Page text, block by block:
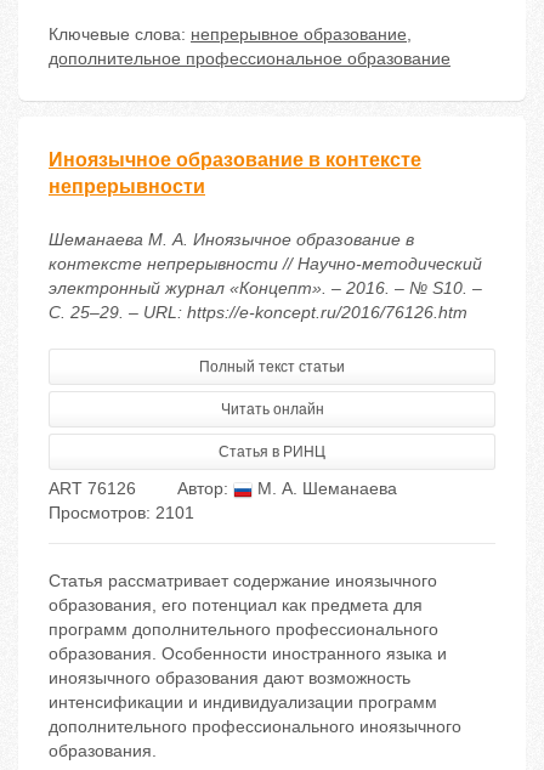
Ключевые слова: непрерывное образование,
дополнительное профессиональное образование
Иноязычное образование в контексте
непрерывности
Шеманаева М. А. Иноязычное образование в
контексте непрерывности // Научно-методический
электронный журнал «Концепт». – 2016. – № S10. –
С. 25–29. – URL: https://e-koncept.ru/2016/76126.htm
Полный текст статьи
Читать онлайн
Статья в РИНЦ
ART 76126 Автор:
М. А. Шеманаева
Просмотров: 2101
Статья рассматривает содержание иноязычного
образования, его потенциал как предмета для
программ дополнительного профессионального
образования. Особенности иностранного языка и
иноязычного образования дают возможность
интенсификации и индивидуализации программ
дополнительного профессионального иноязычного
образования.